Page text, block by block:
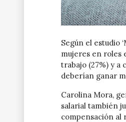
Según el estudio
mujeres en roles
trabajo (27%) y a
deberían ganar
Carolina Mora,
salarial también
compensación al